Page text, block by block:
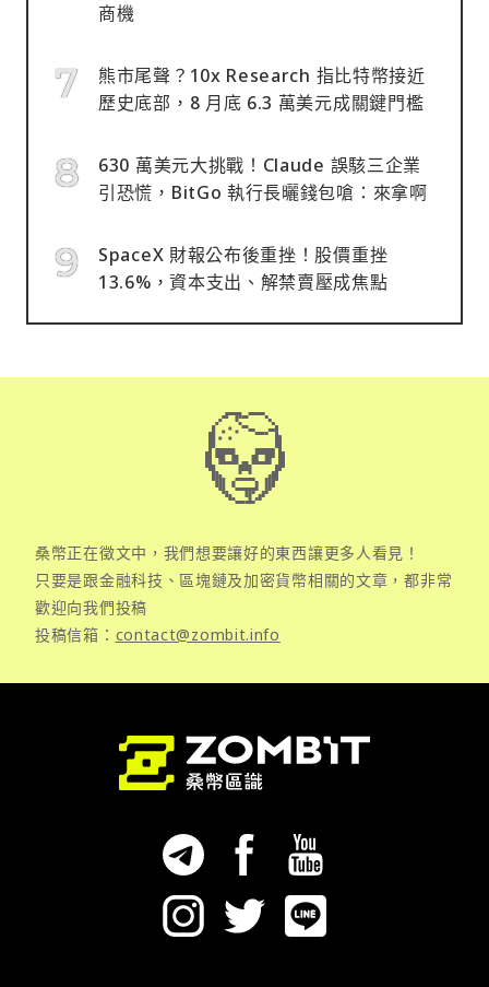
商機
熊市尾聲？10x Research 指比特幣接近
歷史底部，8 月底 6.3 萬美元成關鍵門檻
630 萬美元大挑戰！Claude 誤駭三企業
引恐慌，BitGo 執行長曬錢包嗆：來拿啊
SpaceX 財報公布後重挫！股價重挫
13.6%，資本支出、解禁賣壓成焦點
桑幣正在徵文中，我們想要讓好的東西讓更多人看見！
只要是跟金融科技、區塊鏈及加密貨幣相關的文章，都非常
歡迎向我們投稿
投稿信箱： contact@zombit.info